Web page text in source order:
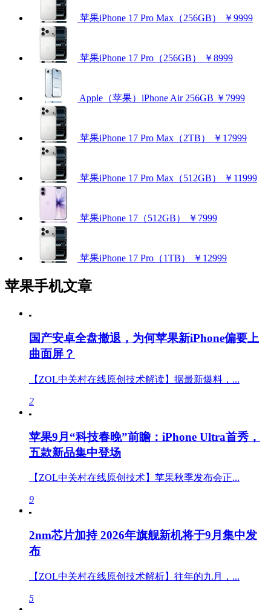
苹果iPhone 17 Pro Max（256GB） ￥9999
苹果iPhone 17 Pro（256GB） ￥8999
Apple（苹果）iPhone Air 256GB ￥7999
苹果iPhone 17 Pro Max（2TB） ￥17999
苹果iPhone 17 Pro Max（512GB） ￥11999
苹果iPhone 17（512GB） ￥7999
苹果iPhone 17 Pro（1TB） ￥12999
苹果手机文章
国产安卓全盘撤退，为何苹果新iPhone偏要上
曲面屏？
【ZOL中关村在线原创技术解读】据最新爆料，...
2
苹果9月“科技春晚”前瞻：iPhone Ultra首秀，
五款新品集中登场
【ZOL中关村在线原创技术】苹果秋季发布会正...
9
2nm芯片加持 2026年旗舰新机将于9月集中发
布
【ZOL中关村在线原创技术解析】往年的九月，...
5